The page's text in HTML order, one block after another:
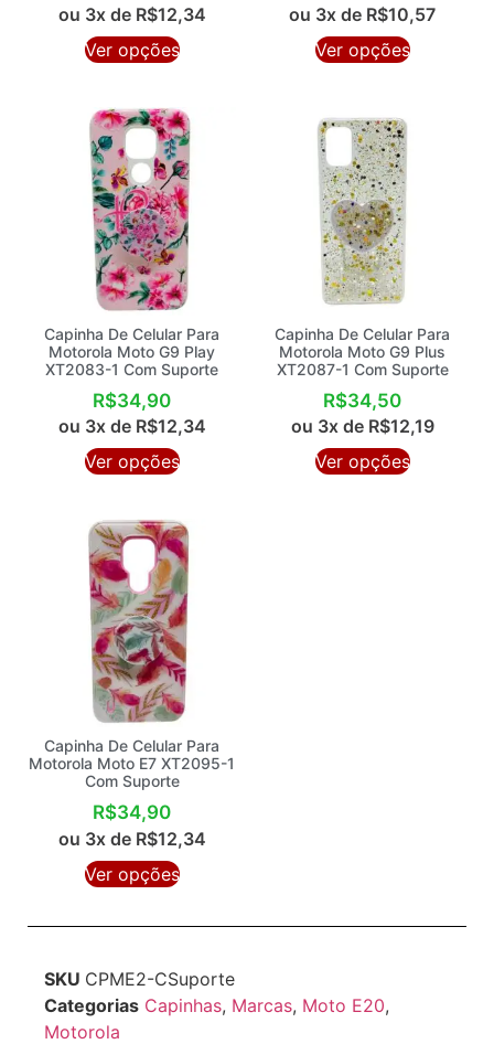
ou 3x de R$12,34
Ver opções
ou 3x de R$10,57
Ver opções
Capinha De Celular Para
Motorola Moto G9 Play
XT2083-1 Com Suporte
R$34,90
ou 3x de R$12,34
Ver opções
Capinha De Celular Para
Motorola Moto G9 Plus
XT2087-1 Com Suporte
R$34,50
ou 3x de R$12,19
Ver opções
Capinha De Celular Para
Motorola Moto E7 XT2095-1
Com Suporte
R$34,90
ou 3x de R$12,34
Ver opções
SKU CPME2-CSuporte
Categorias Capinhas, Marcas, Moto E20,
Motorola